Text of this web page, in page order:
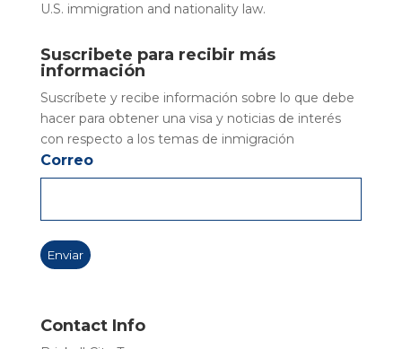
U.S. immigration and nationality law.
Suscribete para recibir más
información
Suscríbete y recibe información sobre lo que debe
hacer para obtener una visa y noticias de interés
con respecto a los temas de inmigración
Correo
Contact Info